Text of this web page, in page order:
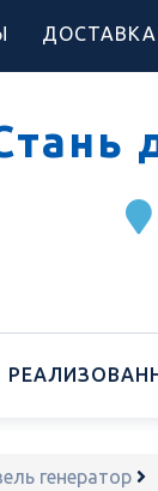
генератор